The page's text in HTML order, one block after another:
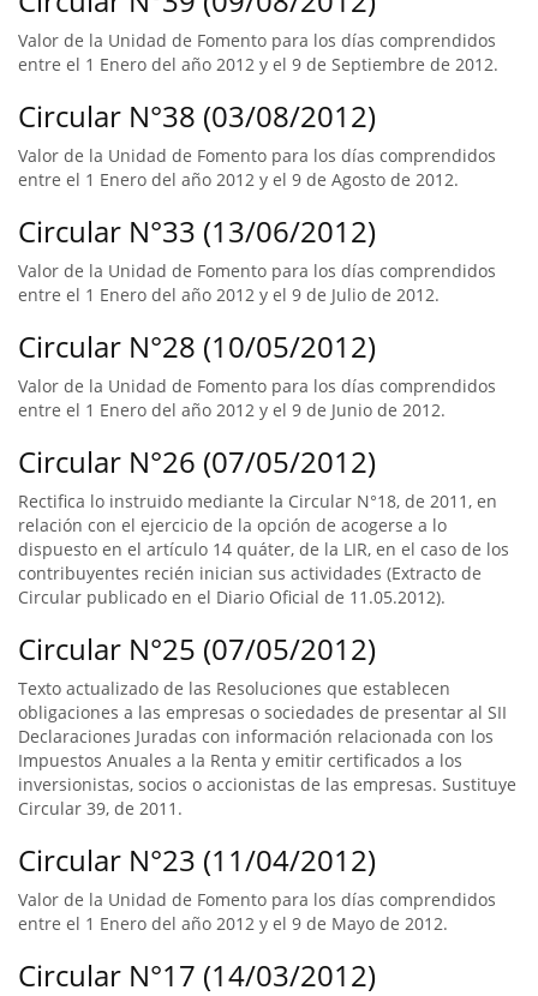
Valor de la Unidad de Fomento para los días comprendidos
entre el 1 Enero del año 2012 y el 9 de Septiembre de 2012.
Circular N°38 (03/08/2012)
Valor de la Unidad de Fomento para los días comprendidos
entre el 1 Enero del año 2012 y el 9 de Agosto de 2012.
Circular N°33 (13/06/2012)
Valor de la Unidad de Fomento para los días comprendidos
entre el 1 Enero del año 2012 y el 9 de Julio de 2012.
Circular N°28 (10/05/2012)
Valor de la Unidad de Fomento para los días comprendidos
entre el 1 Enero del año 2012 y el 9 de Junio de 2012.
Circular N°26 (07/05/2012)
Rectifica lo instruido mediante la Circular N°18, de 2011, en
relación con el ejercicio de la opción de acogerse a lo
dispuesto en el artículo 14 quáter, de la LIR, en el caso de los
contribuyentes recién inician sus actividades (Extracto de
Circular publicado en el Diario Oficial de 11.05.2012).
Circular N°25 (07/05/2012)
Texto actualizado de las Resoluciones que establecen
obligaciones a las empresas o sociedades de presentar al SII
Declaraciones Juradas con información relacionada con los
Impuestos Anuales a la Renta y emitir certificados a los
inversionistas, socios o accionistas de las empresas. Sustituye
Circular 39, de 2011.
Circular N°23 (11/04/2012)
Valor de la Unidad de Fomento para los días comprendidos
entre el 1 Enero del año 2012 y el 9 de Mayo de 2012.
Circular N°17 (14/03/2012)